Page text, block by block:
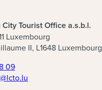
Tourist Office a.s.b.l.
Luxembourg
II, L1648 Luxembourg
09